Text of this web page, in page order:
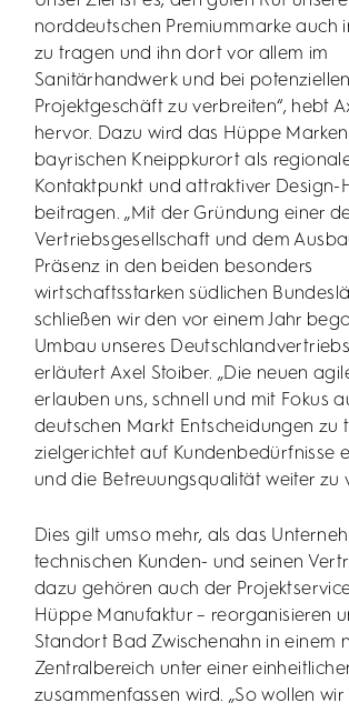
norddeutschen Premiummarke auch
zu tragen und ihn dort vor allem im
Sanitärhandwerk und bei
Projektgeschäft zu verbreiten“, hebt
hervor. Dazu wird das Hüppe
bayrischen Kneippkurort als
Kontaktpunkt und attraktiver Design-
beitragen. „Mit der Gründung einer
Vertriebsgesellschaft und dem
Präsenz in den beiden besonders
wirtschaftsstarken südlichen
schließen wir den vor einem Jahr
Umbau unseres
erläutert Axel Stoiber. „Die neuen
erlauben uns, schnell und mit Fokus
deutschen Markt Entscheidungen zu
zielgerichtet auf Kundenbedürfnisse
und die Betreuungsqualität weiter zu
Dies gilt umso mehr, als das
technischen Kunden- und seinen
dazu gehören auch der
Hüppe Manufaktur – reorganisieren
Standort Bad Zwischenahn in einem
Zentralbereich unter einer
zusammenfassen wird. „So wollen wir